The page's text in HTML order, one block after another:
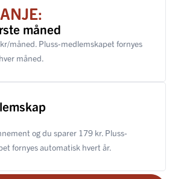
måned
måned. Pluss-medlemskapet fornyes
måned.
og du sparer 179 kr. Pluss-
fornyes automatisk hvert år.